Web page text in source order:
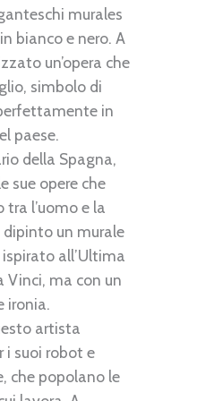
murales
bianco e nero. A
un’opera che
simbolo di
in
paese.
della Spagna,
sue opere che
l’uomo e la
dipinto un murale
all’Ultima
Vinci, ma con un
ironia.
artista
i suoi robot e
che popolano le